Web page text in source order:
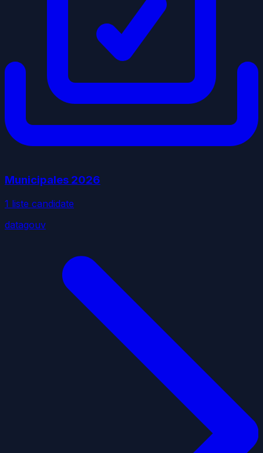
Municipales 2026
1 liste candidate
datagouv